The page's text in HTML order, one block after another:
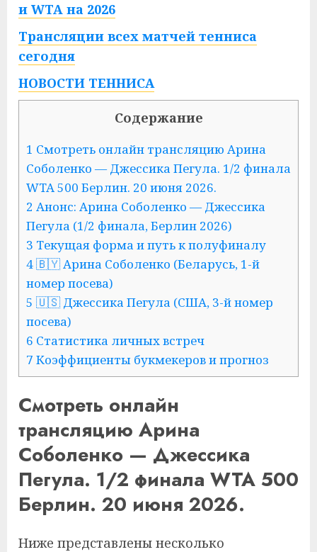
и WTA на 2026
Трансляции всех матчей тенниса
сегодня
НОВОСТИ ТЕННИСА
Содержание
1 Смотреть онлайн трансляцию Арина
Соболенко — Джессика Пегула. 1/2 финала
WTA 500 Берлин. 20 июня 2026.
2 Анонс: Арина Соболенко — Джессика
Пегула (1/2 финала, Берлин 2026)
3 Текущая форма и путь к полуфиналу
4 🇧🇾 Арина Соболенко (Беларусь, 1-й
номер посева)
5 🇺🇸 Джессика Пегула (США, 3-й номер
посева)
6 Статистика личных встреч
7 Коэффициенты букмекеров и прогноз
Смотреть онлайн
трансляцию Арина
Соболенко — Джессика
Пегула. 1/2 финала WTA 500
Берлин. 20 июня 2026.
Ниже представлены несколько